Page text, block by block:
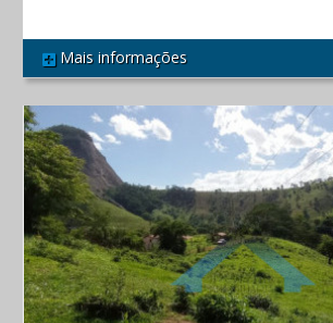
REF 594
Mais informações